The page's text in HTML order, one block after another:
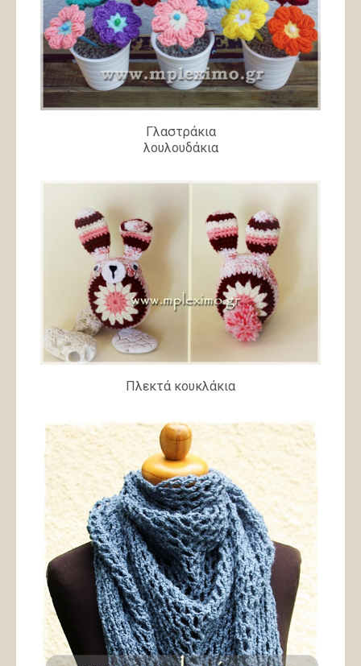
Γλαστράκια
λουλουδάκια
Πλεκτά κουκλάκια